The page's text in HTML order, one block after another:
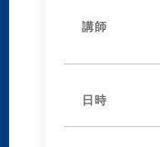
講師
日時